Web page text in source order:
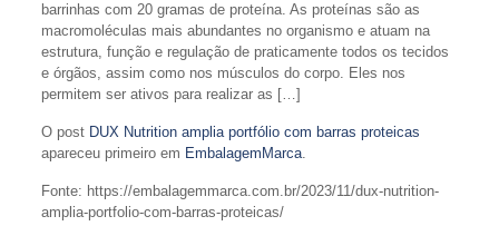
barrinhas com 20 gramas de proteína. As proteínas são as
macromoléculas mais abundantes no organismo e atuam na
estrutura, função e regulação de praticamente todos os tecidos
e órgãos, assim como nos músculos do corpo. Eles nos
permitem ser ativos para realizar as […]
O post DUX Nutrition amplia portfólio com barras proteicas
apareceu primeiro em EmbalagemMarca.
Fonte: https://embalagemmarca.com.br/2023/11/dux-nutrition-
amplia-portfolio-com-barras-proteicas/